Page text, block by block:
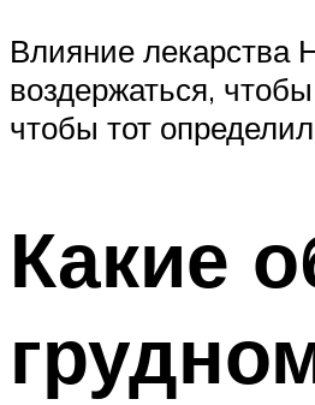
Влияние лекарства
воздержаться,
чтобы тот
Какие